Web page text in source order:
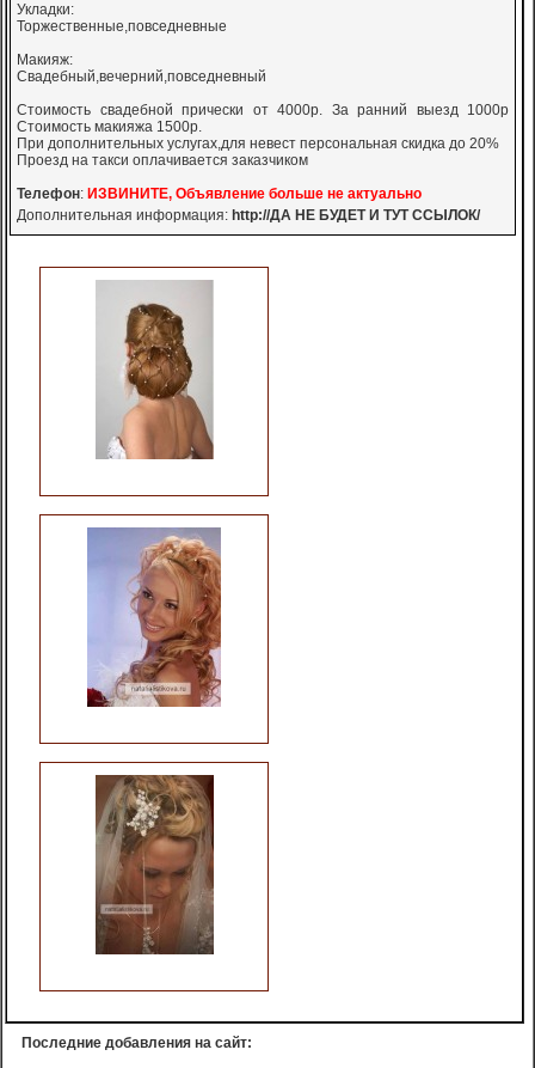
Укладки:
Торжественные,повседневные
Макияж:
Свадебный,вечерний,повседневный
Стоимость свадебной прически от 4000р. За ранний выезд 1000р
Стоимость макияжа 1500р.
При дополнительных услугах,для невест персональная скидка до 20%
Проезд на такси оплачивается заказчиком
Телефон: ИЗВИНИТЕ, Объявление больше не актуально
Дополнительная информация: http://ДА НЕ БУДЕТ И ТУТ ССЫЛОК/
Последние добавления на сайт: